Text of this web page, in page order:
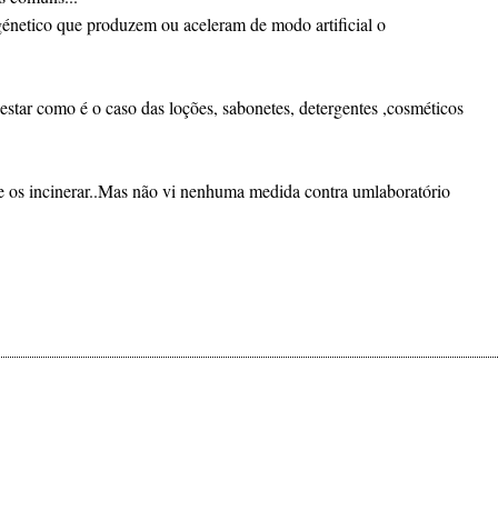
que produzem ou aceleram de modo artificial o
como é o caso das loções, sabonetes, detergentes ,cosméticos
incinerar..Mas não vi nenhuma medida contra umlaboratório